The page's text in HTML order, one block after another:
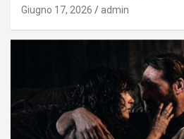
Giugno 17, 2026 admin